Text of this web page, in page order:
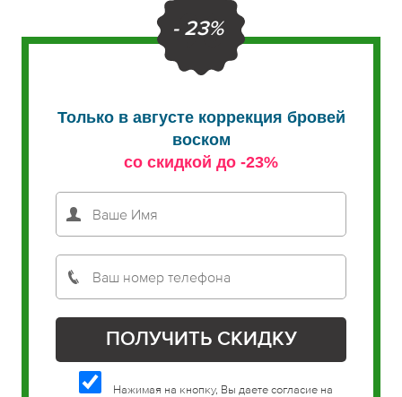
- 23%
Только в августе коррекция бровей
воском
со скидкой до -23%
Нажимая на кнопку, Вы даете согласие на